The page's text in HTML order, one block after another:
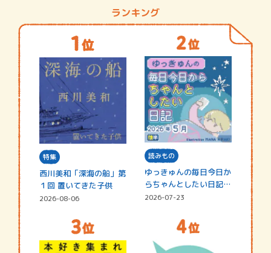
ランキング
特集
西川美和「深海の船」第
１回 置いてきた子供
2026-08-06
読みもの
ゆっきゅんの毎日今日か
らちゃんとしたい日記
☆202…
2026-07-23